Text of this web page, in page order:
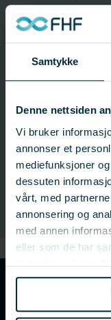
Samtykke
Denne nettsiden
Vi bruker
annonser et
mediefunksjoner
dessuten
vårt, med
annonsering og
med annen
eller som de har
tjenestene deres.
Søknadsfrist: 24.
Kontakt:
Lars R. Lovund
Fagsjef –
Ny